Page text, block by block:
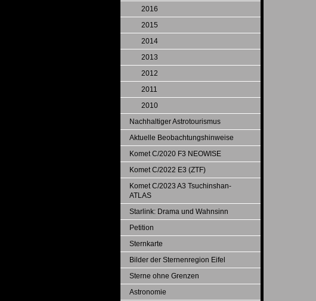
2016
2015
2014
2013
2012
2011
2010
Nachhaltiger Astrotourismus
Aktuelle Beobachtungshinweise
Komet C/2020 F3 NEOWISE
Komet C/2022 E3 (ZTF)
Komet C/2023 A3 Tsuchinshan-
ATLAS
Starlink: Drama und Wahnsinn
Petition
Sternkarte
Bilder der Sternenregion Eifel
Sterne ohne Grenzen
Astronomie